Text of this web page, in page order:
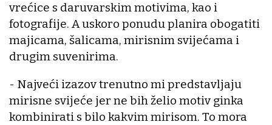
vrećice s daruvarskim motivima, kao i
fotografije. A uskoro ponudu planira obogatiti
majicama, šalicama, mirisnim svijećama i
drugim suvenirima.
- Najveći izazov trenutno mi predstavljaju
mirisne svijeće jer ne bih želio motiv ginka
kombinirati s bilo kakvim mirisom. To mora